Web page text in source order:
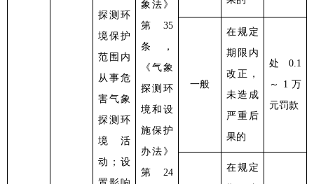
探测环
境保护
范围内
从事危
害气象
探测环
境活
动；设
象法》
第 35
条，
《气象
探测环
境和设
施保护
办法》
第24
一般
在规定
期限内
改正，
未造成
严重后
果的
处 0.1
～1万
元罚款
在规定